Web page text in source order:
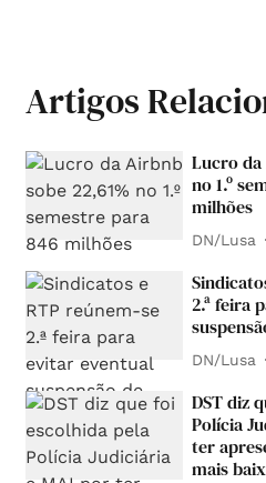
Artigos
Lucro da
no 1.º
milhões
DN/Lusa
2.ª feira
DN/Lusa
DST diz
Polícia
ter
mais